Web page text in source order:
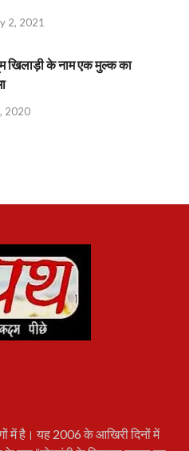
2, 2021
खिलाड़ी के नाम एक मुल्क का
2020
में है। यह 2006 के आखिरी दिनों में